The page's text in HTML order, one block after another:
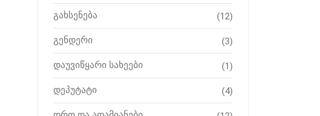
გახსენება (12)
გენდერი (3)
დაუვიწყარი სახეები (1)
დეპუტატი (4)